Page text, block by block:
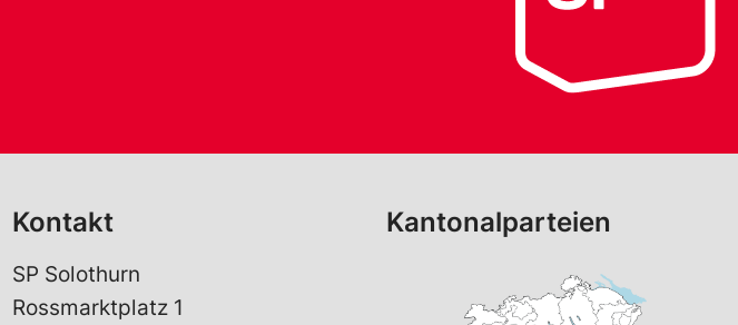
Kontakt
SP Solothurn
Rossmarktplatz 1
Kantonalparteien